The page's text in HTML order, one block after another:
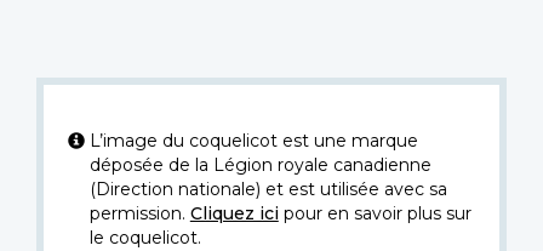
L’image du coquelicot est une marque
déposée de la Légion royale canadienne
(Direction nationale) et est utilisée avec sa
permission. Cliquez icipour en savoir plus sur
le coquelicot.